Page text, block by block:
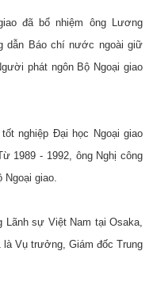
đã bổ nhiệm ông Lương
dẫn Báo chí nước ngoài giữ
phát ngôn Bộ Ngoại giao
nghiệp Đại học Ngoại giao
1989 - 1992, ông Nghị công
Ngoại giao.
Lãnh sự Việt Nam tại Osaka,
là Vụ trưởng, Giám đốc Trung